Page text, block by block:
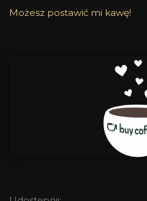
Możesz postawić mi kawę!